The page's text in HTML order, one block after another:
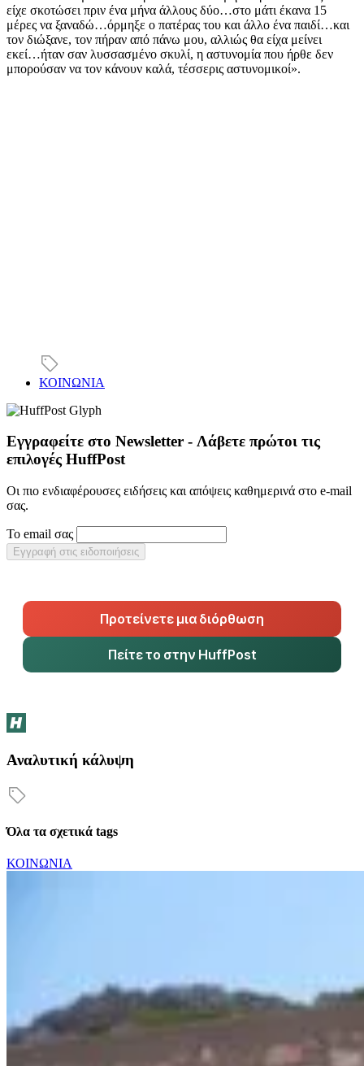
είχε σκοτώσει πριν ένα μήνα άλλους δύο…στο μάτι έκανα 15
μέρες να ξαναδώ…όρμηξε ο πατέρας του και άλλο ένα παιδί…και
τον διώξανε, τον πήραν από πάνω μου, αλλιώς θα είχα μείνει
εκεί…ήταν σαν λυσσασμένο σκυλί, η αστυνομία που ήρθε δεν
μπορούσαν να τον κάνουν καλά, τέσσερις αστυνομικοί».
ΚΟΙΝΩΝΙΑ
Εγγραφείτε στο Newsletter - Λάβετε πρώτοι τις
επιλογές HuffPost
Οι πιο ενδιαφέρουσες ειδήσεις και απόψεις καθημερινά στο e-mail
σας.
Το email σας
Εγγραφή στις ειδοποιήσεις
Προτείνετε μια διόρθωση
Πείτε το στην HuffPost
Αναλυτική κάλυψη
Όλα τα σχετικά tags
ΚΟΙΝΩΝΙΑ